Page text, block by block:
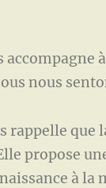
à
nous
que la
propose
à la